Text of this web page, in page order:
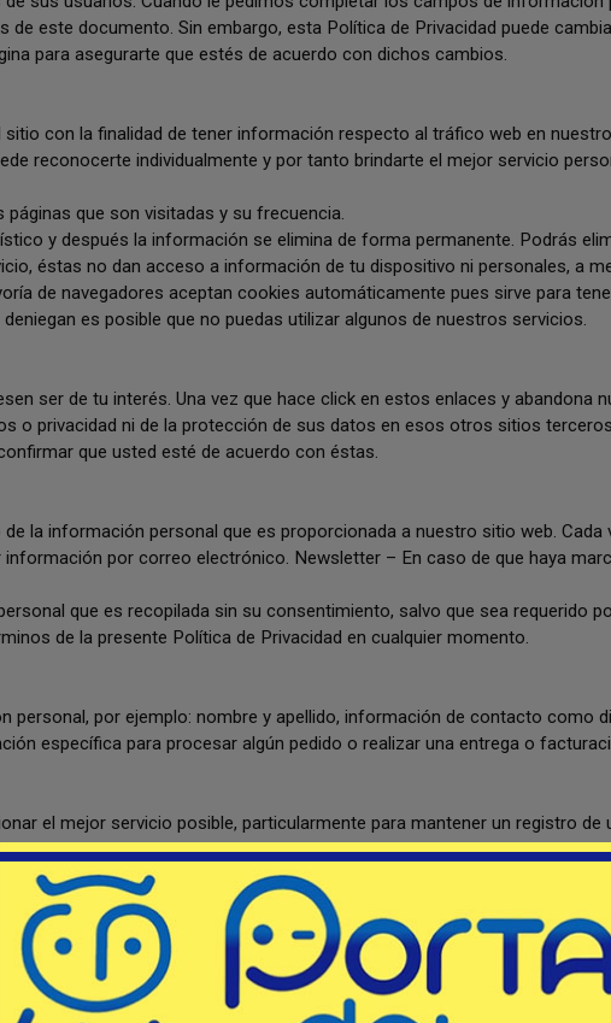
este documento. Sin embargo, esta Política de Privacidad puede
para asegurarte que estés de acuerdo con dichos cambios.
con la finalidad de tener información respecto al tráfico web en
reconocerte individualmente y por tanto brindarte el mejor servicio
que son visitadas y su frecuencia.
y después la información se elimina de forma permanente. Podrás
éstas no dan acceso a información de tu dispositivo ni personales, a
de navegadores aceptan cookies automáticamente pues sirve para
es posible que no puedas utilizar algunos de nuestros servicios.
ser de tu interés. Una vez que hace click en estos enlaces y abandona
o privacidad ni de la protección de sus datos en esos otros sitios
que usted esté de acuerdo con éstas.
la información personal que es proporcionada a nuestro sitio web.
por correo electrónico. Newsletter – En caso de que haya
que es recopilada sin su consentimiento, salvo que sea requerido
de la presente Política de Privacidad en cualquier momento.
por ejemplo: nombre y apellido, información de contacto como
específica para procesar algún pedido o realizar una entrega o
el mejor servicio posible, particularmente para mantener un registro de
electrónicos periódicamente a través de nuestro sitio con ofertas
estos correos electrónicos serán enviados a la dirección
con el compromiso de mantener tu información segura. Usamos los
no autorizado.